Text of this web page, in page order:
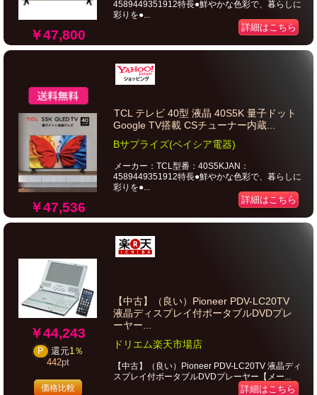
￥47,800
4589449351912特長●鮮やかな色彩で、暮らしに
彩りを●...
詳細はこちら
￥47,536
TCL テレビ 40型 液晶 40S5K 量子ドット
Google TV搭載 CSチューナー内蔵...
Bサプライズ(ベイシア電器)
メーカー：TCL型番：40S5KJAN：
4589449351912特長●鮮やかな色彩で、暮らしに
彩りを●...
詳細はこちら
￥44,243
P 還元1％
442pt
価格比較
【中古】（良い）Pioneer PDV-LC20TV
液晶ディスプレイ付ポータブルDVDプレ
ーヤー...
ドリエム楽天市場店
【中古】（良い）Pioneer PDV-LC20TV 液晶ディ
スプレイ付ポータブルDVDプレーヤー【メー...
詳細はこちら